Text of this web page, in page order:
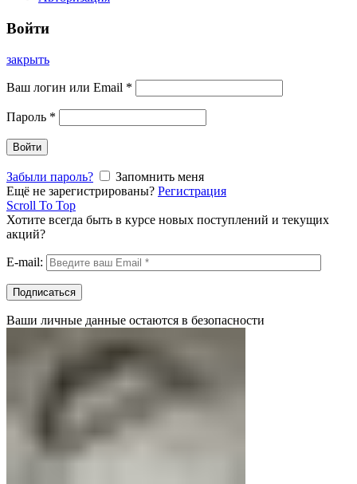
Войти
закрыть
Ваш логин или Email *
Пароль *
Войти
Забыли пароль?
Запомнить меня
Ещё не зарегистрированы? Регистрация
Scroll To Top
Хотите всегда быть в курсе новых поступлений и текущих
акций?
E-mail:
Ваши личные данные остаются в безопасности